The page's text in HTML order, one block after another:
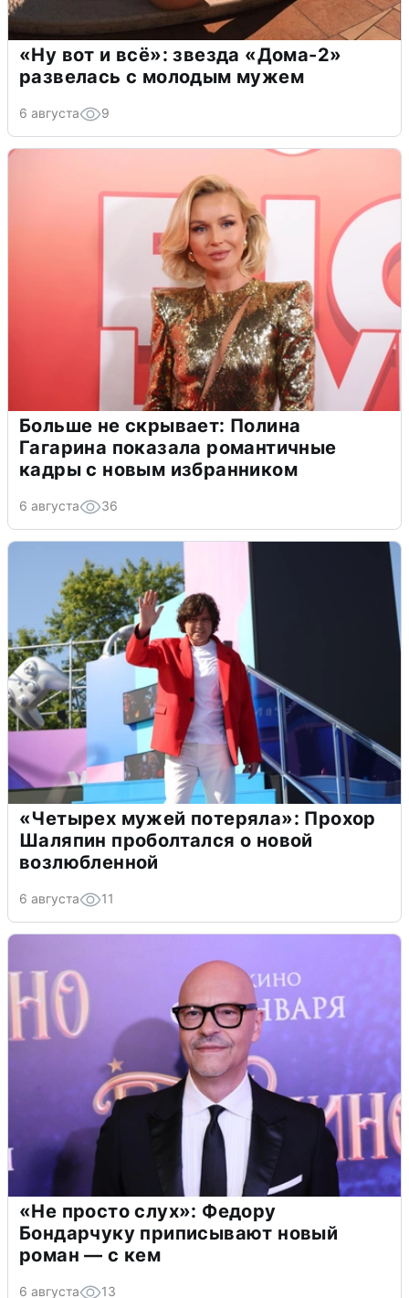
«Ну вот и всё»: звезда «Дома-2»
развелась с молодым мужем
6 августа 9
Больше не скрывает: Полина
Гагарина показала романтичные
кадры с новым избранником
6 августа 36
«Четырех мужей потеряла»: Прохор
Шаляпин проболтался о новой
возлюбленной
6 августа 11
«Не просто слух»: Федору
Бондарчуку приписывают новый
роман — с кем
6 августа 13